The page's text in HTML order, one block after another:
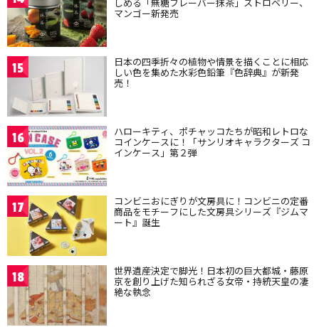
しめる「無糖フレーバー抹茶」ストロベリー、
マンゴー新発売
15 日本の四季折々の植物や情景を描くことに相応
しい色を集めた水彩色鉛筆『色辞典』が新発
売！
16 ハローキティ、ポチャッコたちが昭和レトロな
コインケースに！「サンリオキャラクターズ コ
インケース」第２弾
17 コンビニおにぎりが文房具に！コンビニの定番
商品をモチーフにした文房具シリーズ『ジムマ
ート』誕生
18 世界遺産決定で脚光！日本初の巨大都城・藤原
京を創り上げた知られざる女帝・持統天皇の凄
絶な執念